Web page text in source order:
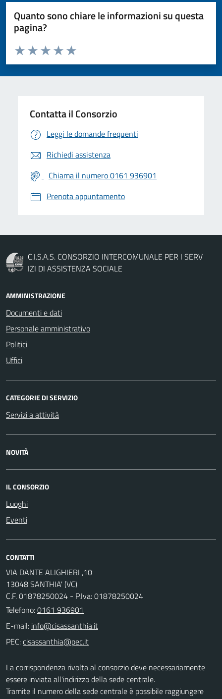
Quanto sono chiare le informazioni su questa
pagina?
Valuta da 1 a 5 stelle la pagina
Valuta 5 stelle su 5
Valuta 4 stelle su 5
Valuta 3 stelle su 5
Valuta 2 stelle su 5
Valuta 1 stelle su 5
Contatta il Consorzio
Leggi le domande frequenti
Richiedi assistenza
Chiama il numero 0161 936901
Prenota appuntamento
C.I.S.A.S. CONSORZIO INTERCOMUNALE PER I SERV
IZI DI ASSISTENZA SOCIALE
AMMINISTRAZIONE
Documenti e dati
Personale amministrativo
Politici
Uffici
CATEGORIE DI SERVIZIO
Servizi a attività
NOVITÀ
IL CONSORZIO
Luoghi
Eventi
CONTATTI
VIA DANTE ALIGHIERI ,10
13048 SANTHIA' (VC)
C.F. 01878250024 - P.Iva: 01878250024
Telefono:0161 936901
E-mail:
PEC:
La corrispondenza rivolta al consorzio deve necessariamente
essere inviata all'indirizzo della sede centrale.
Tramite il numero della sede centrale è possibile raggiungere